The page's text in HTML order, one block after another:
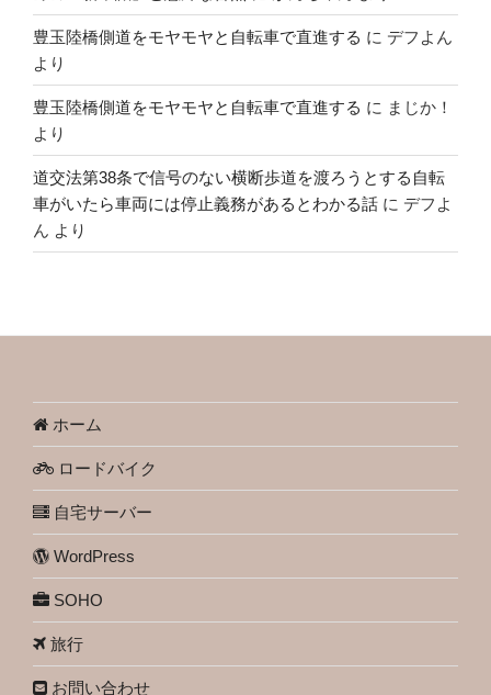
豊玉陸橋側道をモヤモヤと自転車で直進する に デフよん
より
豊玉陸橋側道をモヤモヤと自転車で直進する に まじか！
より
道交法第38条で信号のない横断歩道を渡ろうとする自転
車がいたら車両には停止義務があるとわかる話 に デフよ
ん より
ホーム
ロードバイク
自宅サーバー
WordPress
SOHO
旅行
お問い合わせ